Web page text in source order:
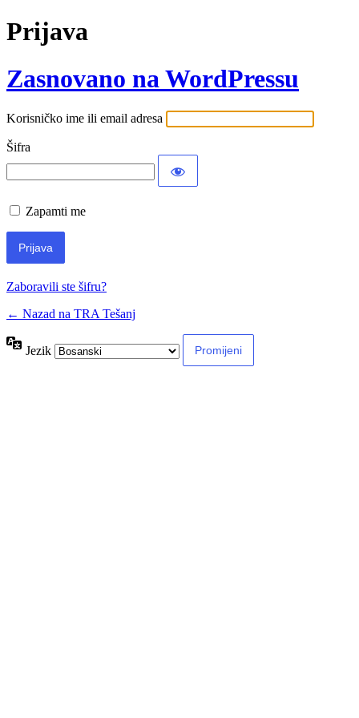
Prijava
Zasnovano na WordPressu
Korisničko ime ili email adresa
Šifra
Zapamti me
Zaboravili ste šifru?
← Nazad na TRA Tešanj
Jezik